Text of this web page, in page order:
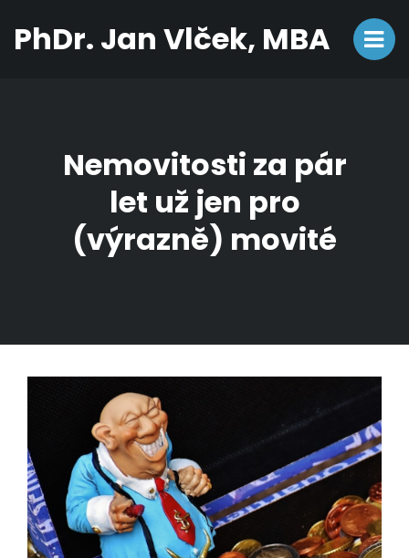
PhDr. Jan Vlček, MBA
Nemovitosti za pár
let už jen pro
(výrazně) movité